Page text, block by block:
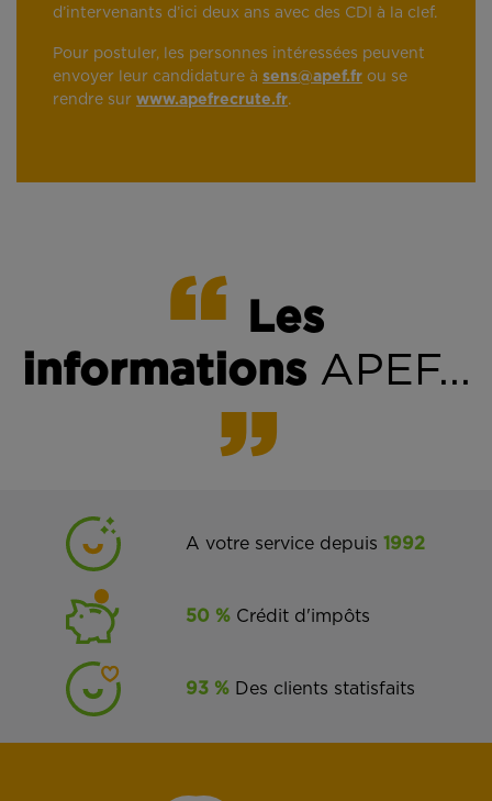
d’intervenants d’ici deux ans avec des CDI à la clef.
Pour postuler, les personnes intéressées peuvent
envoyer leur candidature à sens@apef.fr ou se
rendre sur www.apefrecrute.fr.
Les
informationsAPEF...
A votre service depuis1992
50 % Crédit d'impôts
93 % Des clients statisfaits